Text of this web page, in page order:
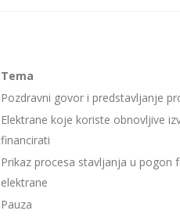
Tema
Pozdravni govor i predstavljanje
Elektrane koje koriste obnovljive
financirati
Prikaz procesa stavljanja u pogon
elektrane
Pauza